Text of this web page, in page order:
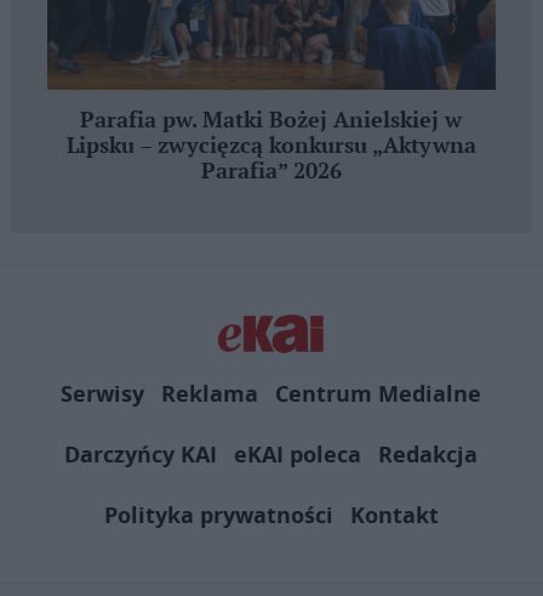
Parafia pw. Matki Bożej Anielskiej w
Lipsku – zwycięzcą konkursu „Aktywna
Parafia” 2026
Serwisy Reklama
Centrum Medialne
Darczyńcy KAI
eKAI poleca
Redakcja
Polityka prywatności
Kontakt